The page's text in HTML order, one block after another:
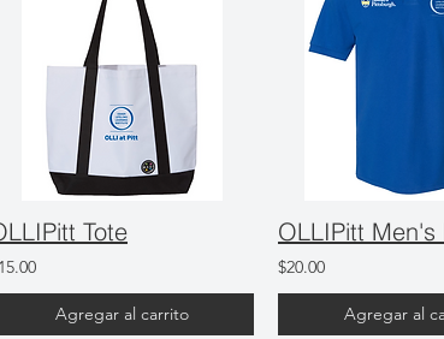
Tote
Agregar al carrito
$20.00
Agregar al